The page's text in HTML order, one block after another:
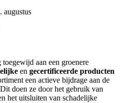
augustus
aan een groenere
en gecertificeerde producten
een actieve bijdrage aan de
doen ze door het gebruik van
het uitsluiten van schadelijke